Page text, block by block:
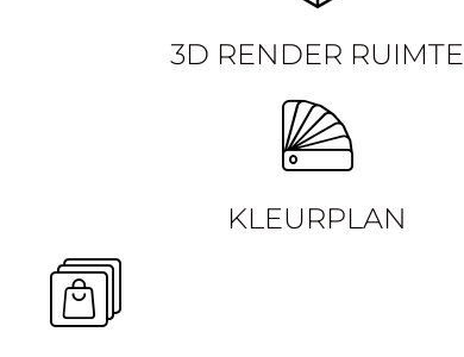
3D RENDER RUIMTE
KLEURPLAN